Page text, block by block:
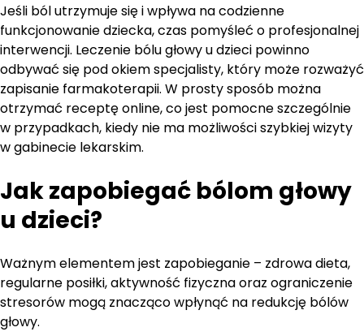
Jeśli ból utrzymuje się i wpływa na codzienne
funkcjonowanie dziecka, czas pomyśleć o profesjonalnej
interwencji. Leczenie bólu głowy u dzieci powinno
odbywać się pod okiem specjalisty, który może rozważyć
zapisanie farmakoterapii. W prosty sposób można
otrzymać receptę online, co jest pomocne szczególnie
w przypadkach, kiedy nie ma możliwości szybkiej wizyty
w gabinecie lekarskim.
Jak zapobiegać bólom głowy
u dzieci?
Ważnym elementem jest zapobieganie – zdrowa dieta,
regularne posiłki, aktywność fizyczna oraz ograniczenie
stresorów mogą znacząco wpłynąć na redukcję bólów
głowy.